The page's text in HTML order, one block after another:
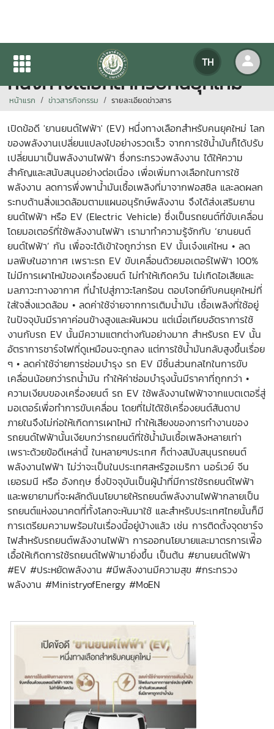
TH
เปิดข้อดี 'ยานยนต์ไฟฟ้า' (EV)
หนึ่งทางเลือกสำหรับคนยุคใหม่
หน้าแรก ข่าวสารกิจกรรม รายละเอียดข่าวสาร
เปิดข้อดี 'ยานยนต์ไฟฟ้า' (EV) หนึ่งทางเลือกสำหรับคนยุคใหม่ โลก
ของพลังงานเปลี่ยนแปลงไปอย่างรวดเร็ว จากการใช้น้ำมันก็ได้ปรับ
เปลี่ยนมาเป็นพลังงานไฟฟ้า ซึ่งกระทรวงพลังงาน ได้ให้ความ
สำคัญและสนับสนุนอย่างต่อเนื่อง เพื่อเพิ่มทางเลือกในการใช้
พลังงาน ลดการพึ่งพาน้ำมันเชื้อเพลิงที่มาจากฟอสซิล และลดผลก
ระทบด้านสิ่งแวดล้อมตามแผนอนุรักษ์พลังงาน จึงได้ส่งเสริมยาน
ยนต์ไฟฟ้า หรือ EV (Electric Vehicle) ซึ่งเป็นรถยนต์ที่ขับเคลื่อน
โดยมอเตอร์ที่ใช้พลังงานไฟฟ้า เรามาทำความรู้จักกับ ‘ยานยนต์
ยนต์ไฟฟ้า’ กัน เพื่อจะได้เข้าใจถูกว่ารถ EV นั้นเจ๋งแค่ไหน • ลด
มลพิษในอากาศ เพราะรถ EV ขับเคลื่อนด้วยมอเตอร์ไฟฟ้า 100%
ไม่มีการเผาไหม้ของเครื่องยนต์ ไม่ทำให้เกิดควัน ไม่เกิดไอเสียและ
มลภาวะทางอากาศ ที่นำไปสู่ภาวะโลกร้อน ตอบโจทย์กับคนยุคใหม่ที่
ใส่ใจสิ่งแวดล้อม • ลดค่าใช้จ่ายจากการเติมน้ำมัน เชื้อเพลิงที่ใช้อยู่
ในปัจจุบันมีราคาค่อนข้างสูงและผันผวน แต่เมื่อเทียบอัตราการใช้
งานกับรถ EV นั้นมีความแตกต่างกันอย่างมาก สำหรับรถ EV นั้น
อัตราการชาร์จไฟที่ดูเหมือนจะถูกลง แต่การใช้น้ำมันกลับสูงขึ้นเรื่อย
ๆ • ลดค่าใช้จ่ายการซ่อมบำรุง รถ EV มีชิ้นส่วนกลไกในการขับ
เคลื่อนน้อยกว่ารถน้ำมัน ทำให้ค่าซ่อมบำรุงนั้นมีราคาที่ถูกกว่า •
ความเงียบของเครื่องยนต์ รถ EV ใช้พลังงานไฟฟ้าจากแบตเตอรี่สู่
มอเตอร์เพื่อทำการขับเคลื่อน โดยที่ไม่ได้ใช้เครื่องยนต์สันดาป
ภายในจึงไม่ก่อให้เกิดการเผาไหม้ ทำให้เสียงของการทำงานของ
รถยนต์ไฟฟ้านั้นเงียบกว่ารถยนต์ที่ใช้น้ำมันเชื้อเพลิงหลายเท่า
เพราะด้วยข้อดีเหล่านี้ ในหลายๆประเทศ ก็ต่างสนับสนุนรถยนต์
พลังงานไฟฟ้า ไม่ว่าจะเป็นในประเทศสหรัฐอเมริกา นอร์เวย์ จีน
เยอรมนี หรือ อังกฤษ ซึ่งปัจจุบันเป็นผู้นำที่มีการใช้รถยนต์ไฟฟ้า
และพยายามที่จะผลักดันนโยบายให้รถยนต์พลังงานไฟฟ้ากลายเป็น
รถยนต์แห่งอนาคตที่ทั้งโลกจะหันมาใช้ และสำหรับประเทศไทยนั้นก็มี
การเตรียมความพร้อมในเรื่องนี้อยู่บ้างแล้ว เช่น การติดตั้งจุดชาร์จ
ไฟสำหรับรถยนต์พลังงานไฟฟ้า การออกนโยบายและมาตรการเพื่ิอ
เอื้อให้เกิดการใช้รถยนต์ไฟฟ้ามายิ่งขึ้น เป็นต้น #ยานยนต์ไฟฟ้า
#EV #ประหยัดพลังงาน #มีพลังงานมีความสุข #กระทรวง
พลังงาน #MinistryofEnergy #MoEN